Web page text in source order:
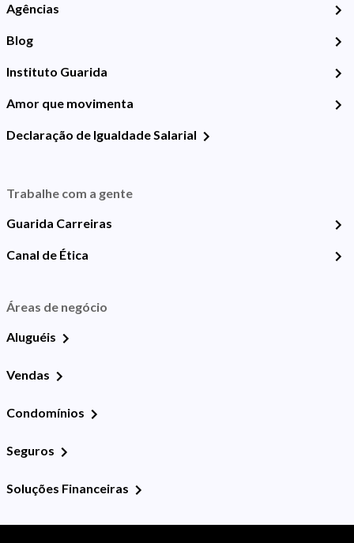
Agências
Blog
Instituto Guarida
Amor que movimenta
Declaração de Igualdade Salarial
Trabalhe com a gente
Guarida Carreiras
Canal de Ética
Áreas de negócio
Aluguéis
Vendas
Condomínios
Seguros
Soluções Financeiras